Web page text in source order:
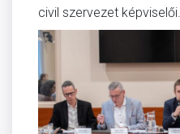
civil szervezet képviselői.